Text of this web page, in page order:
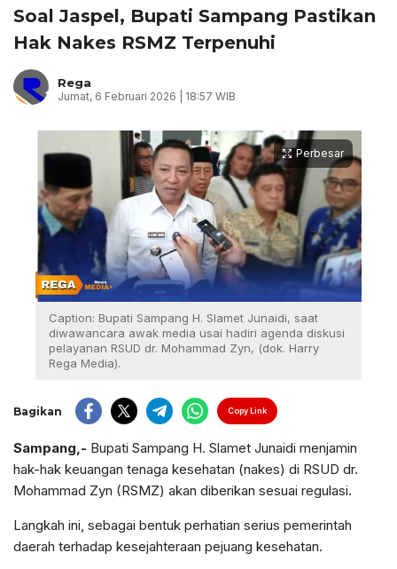
Soal Jaspel, Bupati Sampang Pastikan
Hak Nakes RSMZ Terpenuhi
Rega
Jumat, 6 Februari 2026 | 18:57 WIB
Perbesar
Caption: Bupati Sampang H. Slamet Junaidi, saat
diwawancara awak media usai hadiri agenda diskusi
pelayanan RSUD dr. Mohammad Zyn, (dok. Harry
Rega Media).
Bagikan Copy Link
Sampang,- Bupati Sampang H. Slamet Junaidi menjamin
hak-hak keuangan tenaga kesehatan (nakes) di RSUD dr.
Mohammad Zyn (RSMZ) akan diberikan sesuai regulasi.
Langkah ini, sebagai bentuk perhatian serius pemerintah
daerah terhadap kesejahteraan pejuang kesehatan.